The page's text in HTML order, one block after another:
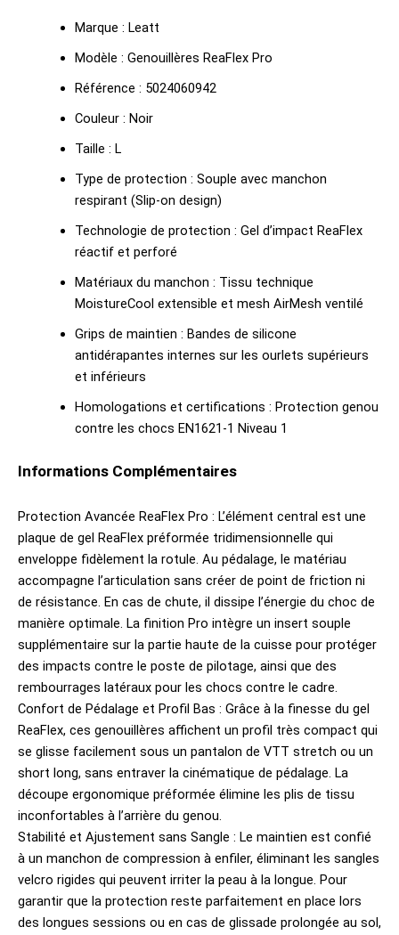
Marque : Leatt
Modèle : Genouillères ReaFlex Pro
Référence : 5024060942
Couleur : Noir
Taille : L
Type de protection : Souple avec manchon
respirant (Slip-on design)
Technologie de protection : Gel d’impact ReaFlex
réactif et perforé
Matériaux du manchon : Tissu technique
MoistureCool extensible et mesh AirMesh ventilé
Grips de maintien : Bandes de silicone
antidérapantes internes sur les ourlets supérieurs
et inférieurs
Homologations et certifications : Protection genou
contre les chocs EN1621-1 Niveau 1
Informations Complémentaires
Protection Avancée ReaFlex Pro : L’élément central est une
plaque de gel ReaFlex préformée tridimensionnelle qui
enveloppe fidèlement la rotule. Au pédalage, le matériau
accompagne l’articulation sans créer de point de friction ni
de résistance. En cas de chute, il dissipe l’énergie du choc de
manière optimale. La finition Pro intègre un insert souple
supplémentaire sur la partie haute de la cuisse pour protéger
des impacts contre le poste de pilotage, ainsi que des
rembourrages latéraux pour les chocs contre le cadre.
Confort de Pédalage et Profil Bas : Grâce à la finesse du gel
ReaFlex, ces genouillères affichent un profil très compact qui
se glisse facilement sous un pantalon de VTT stretch ou un
short long, sans entraver la cinématique de pédalage. La
découpe ergonomique préformée élimine les plis de tissu
inconfortables à l’arrière du genou.
Stabilité et Ajustement sans Sangle : Le maintien est confié
à un manchon de compression à enfiler, éliminant les sangles
velcro rigides qui peuvent irriter la peau à la longue. Pour
garantir que la protection reste parfaitement en place lors
des longues sessions ou en cas de glissade prolongée au sol,